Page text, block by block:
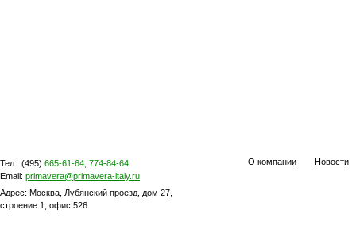
Тел.: (495) 665-61-64, 774-84-64
Email: primavera@primavera-italy.ru
Адрес: Москва, Лубянский проезд, дом 27,
строение 1, офис 526
О компании Новости